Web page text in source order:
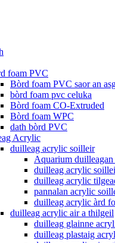
foam PVC
Bòrd foam PVC saor an
bòrd foam pvc celuka
Bòrd foam CO-Extruded
Bòrd foam WPC
dath bòrd PVC
Acrylic
duilleag acrylic soilleir
Aquarium
duilleag acrylic
duilleag acrylic
pannalan acrylic
duilleag acrylic àrd
duilleag acrylic air a thilgeil
duilleag glainne
duilleag plastaig